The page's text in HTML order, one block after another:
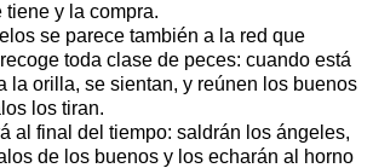
y la compra.
se parece también a la red que
toda clase de peces: cuando está
la orilla, se sientan, y reúnen los buenos
los tiran.
al final del tiempo: saldrán los ángeles,
de los buenos y los echarán al horno